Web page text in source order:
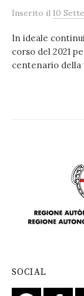
Inserito il 10
In ideale
corso del 2021
centenario della
SOCIAL